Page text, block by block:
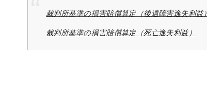
裁判所基準の損害賠償算定（後遺障害逸失利益）
裁判所基準の損害賠償算定（死亡逸失利益）